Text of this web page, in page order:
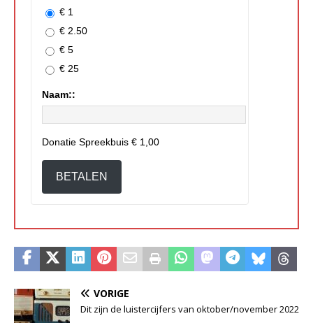
€ 1
€ 2.50
€ 5
€ 25
Naam::
Donatie Spreekbuis € 1,00
BETALEN
VORIGE
Dit zijn de luistercijfers van oktober/november 2022